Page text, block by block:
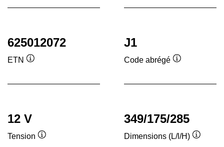
625012072
ETN
J1
Code abrégé
12 V
Tension
349/175/285
Dimensions (L/l/H)